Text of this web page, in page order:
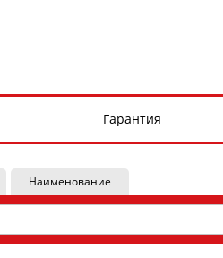
Гарантия
Наименование